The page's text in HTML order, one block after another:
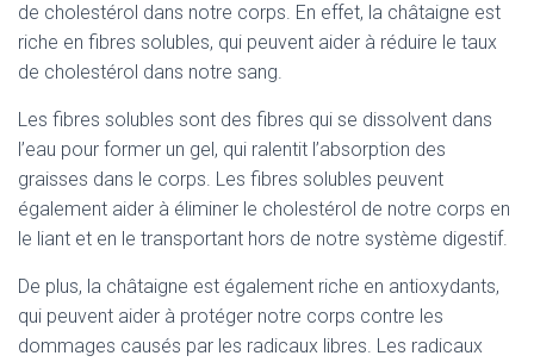
de cholestérol dans notre corps. En effet, la châtaigne est
riche en fibres solubles, qui peuvent aider à réduire le taux
de cholestérol dans notre sang.
Les fibres solubles sont des fibres qui se dissolvent dans
l’eau pour former un gel, qui ralentit l’absorption des
graisses dans le corps. Les fibres solubles peuvent
également aider à éliminer le cholestérol de notre corps en
le liant et en le transportant hors de notre système digestif.
De plus, la châtaigne est également riche en antioxydants,
qui peuvent aider à protéger notre corps contre les
dommages causés par les radicaux libres. Les radicaux